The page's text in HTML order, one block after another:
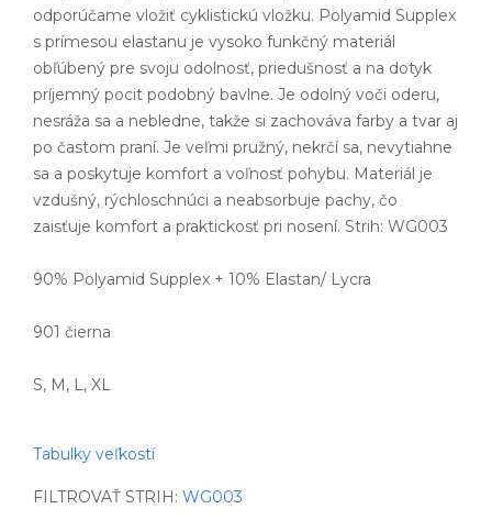
odporúčame vložiť cyklistickú vložku. Polyamid Supplex
s prímesou elastanu je vysoko funkčný materiál
obľúbený pre svoju odolnosť, priedušnosť a na dotyk
príjemný pocit podobný bavlne. Je odolný voči oderu,
nesráža sa a nebledne, takže si zachováva farby a tvar aj
po častom praní. Je veľmi pružný, nekrčí sa, nevytiahne
sa a poskytuje komfort a voľnosť pohybu. Materiál je
vzdušný, rýchloschnúci a neabsorbuje pachy, čo
zaisťuje komfort a praktickosť pri nosení. Strih: WG003
90% Polyamid Supplex + 10% Elastan/ Lycra
901 čierna
S, M, L, XL
Tabulky veľkostí
FILTROVAŤ STRIH: WG003